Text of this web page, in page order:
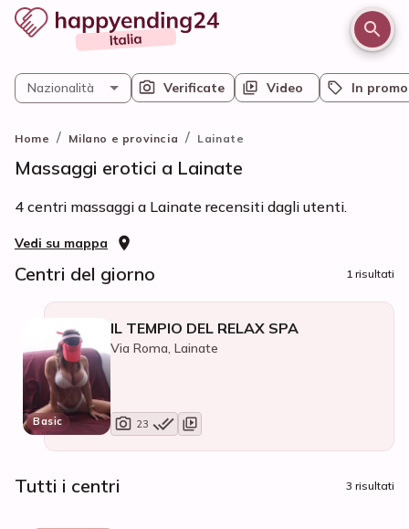
Verificate Video In promo
Nazionalità
Home / Milano e provincia / Lainate
Massaggi erotici a Lainate
4 centri massaggi a Lainate recensiti dagli utenti.
Vedi su mappa
Centri del giorno 1 risultati
Basic
IL TEMPIO DEL RELAX SPA
Via Roma, Lainate
23
Tutti i centri 3 risultati